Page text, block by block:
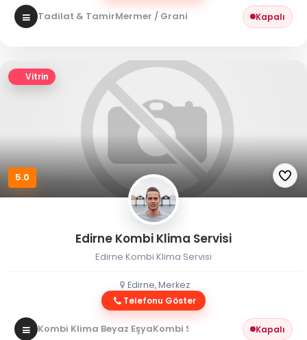
Tadilat & TamirMermer / Granit Kapalı
Vitrin
5.0
Edirne Kombi Klima Servisi
Edirne Kombi Klima Servisi
Edirne, Merkez
Telefonu Göster
Kombi Klima Beyaz EşyaKombi Servisi Kapalı